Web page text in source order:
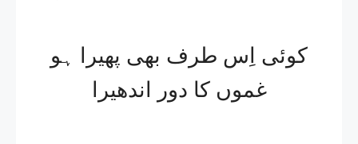
کوئی اِس طرف بھی پھیرا ہو
غموں کا دور اندھیرا